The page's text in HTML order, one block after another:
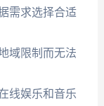
需求选择合适
域限制而无法
线娱乐和音乐